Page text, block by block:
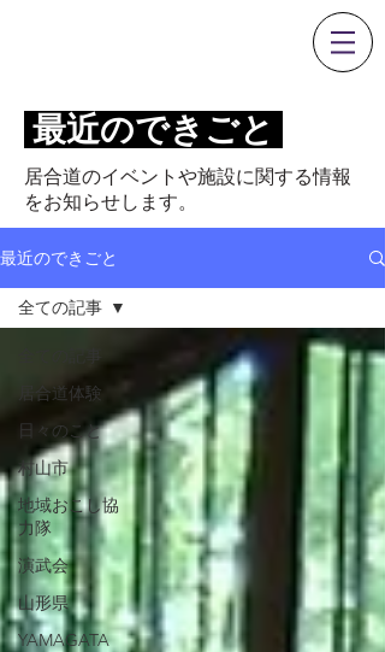
最近のできごと
居合道のイベントや施設に関する情報
をお知らせします。
最近のできごと
居合道体験
日々のこと
村山市
地域おこし協
力隊
演武会
山形県
YAMAGATA
全ての記事